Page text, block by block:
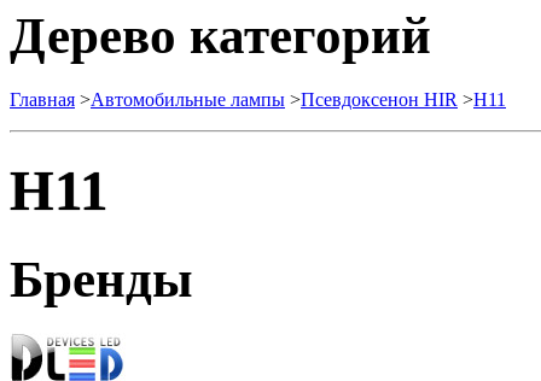
Дерево категорий
Главная >Автомобильные лампы >Псевдоксенон HIR >H11
H11
Бренды